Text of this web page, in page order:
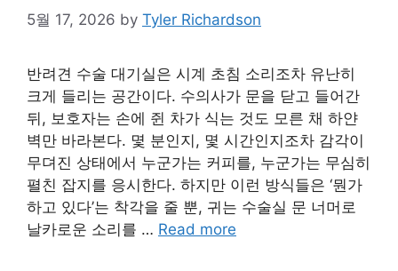
5월 17, 2026 by Tyler Richardson
반려견 수술 대기실은 시계 초침 소리조차 유난히
크게 들리는 공간이다. 수의사가 문을 닫고 들어간
뒤, 보호자는 손에 쥔 차가 식는 것도 모른 채 하얀
벽만 바라본다. 몇 분인지, 몇 시간인지조차 감각이
무뎌진 상태에서 누군가는 커피를, 누군가는 무심히
펼친 잡지를 응시한다. 하지만 이런 방식들은 ‘뭔가
하고 있다’는 착각을 줄 뿐, 귀는 수술실 문 너머로
날카로운 소리를 … Read more